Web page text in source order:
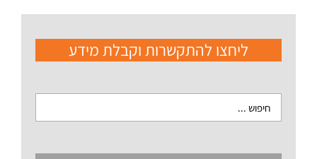
ליחצו להתקשרות וקבלת מידע